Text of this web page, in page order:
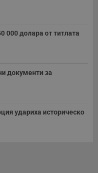
000 долара от титлата
документи за
удариха историческо